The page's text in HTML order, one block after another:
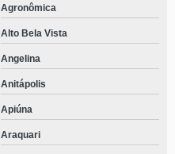
Agronômica
Alto Bela Vista
Angelina
Anitápolis
Apiúna
Araquari